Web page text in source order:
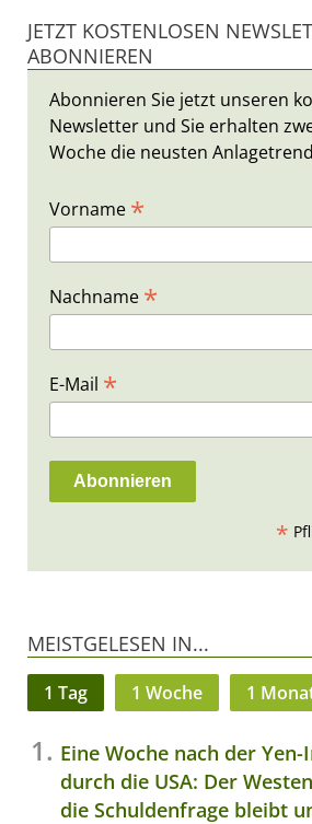
JETZT KOSTENLOSEN
ABONNIEREN
Abonnieren Sie jetzt unseren
Newsletter und Sie erhalten
Woche die neusten
Vorname *
Nachname *
E-Mail *
*
MEISTGELESEN IN...
1 Tag 1 Woche 1
Eine Woche nach der
durch die USA: Der
die Schuldenfrage bleibt